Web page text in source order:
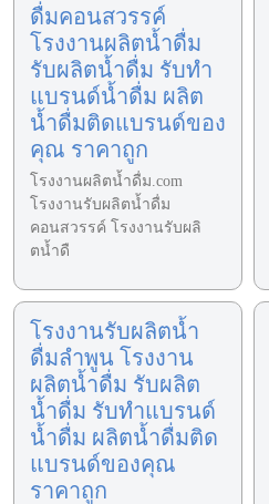
ดื่มคอนสวรรค์
โรงงานผลิตน้ำดื่ม
รับผลิตน้ำดื่ม รับทำ
แบรนด์น้ำดื่ม ผลิต
น้ำดื่มติดแบรนด์ของ
คุณ ราคาถูก
โรงงานผลิตน้ำดื่ม.com
โรงงานรับผลิตน้ำดื่ม
คอนสวรรค์ โรงงานรับผลิ
ตน้ำดื
โรงงานรับผลิตน้ำ
ดื่มลำพูน โรงงาน
ผลิตน้ำดื่ม รับผลิต
น้ำดื่ม รับทำแบรนด์
น้ำดื่ม ผลิตน้ำดื่มติด
แบรนด์ของคุณ
ราคาถูก